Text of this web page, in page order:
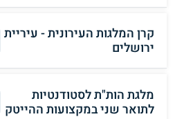
קרן המלגות העירונית - עיריית
ירושלים
מלגת הות"ת לסטודנטיות
לתואר שני במקצועות ההייטק